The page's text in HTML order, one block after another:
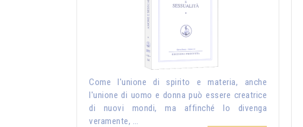
Come l'unione di spirito e materia, anche
l'unione di uomo e donna può essere creatrice
di nuovi mondi, ma affinché lo divenga
veramente, …